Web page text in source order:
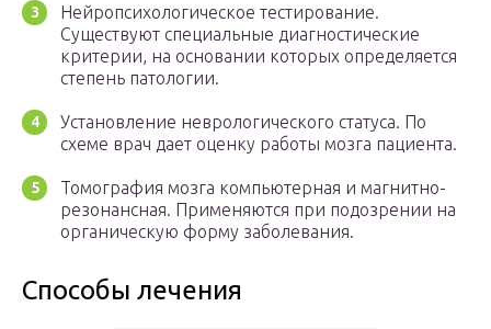
Нейропсихологическое тестирование.
Существуют специальные диагностические
критерии, на основании которых определяется
степень патологии.
Установление неврологического статуса. По
схеме врач дает оценку работы мозга пациента.
Томография мозга компьютерная и магнитно-
резонансная. Применяются при подозрении на
органическую форму заболевания.
Способы лечения